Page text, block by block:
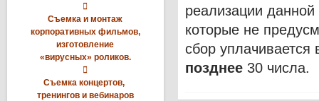

Съемка и монтаж
корпоративных фильмов,
изготовление
«вирусных» роликов.

Съемка концертов,
тренингов и вебинаров
реализации
которые не
сбор
позднее 30 числа.